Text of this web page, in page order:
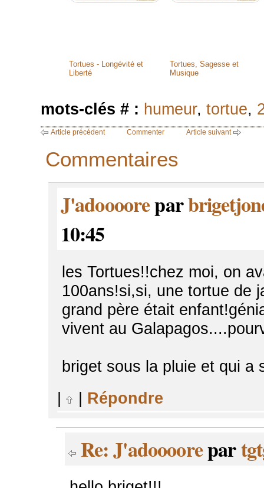
Tortues - Longévité et
Liberté
Tortues, Sagesse et
Musique
mots-clés # : humeur, tortue,
Article précédent Commenter Article suivant
Commentaires
J'adoooorepar
10:45
les Tortues!!chez moi, on
100ans!si,si, une tortue de
grand père était
vivent au
briget sous la pluie et qui a
Répondre
Re: J'adoooorepar